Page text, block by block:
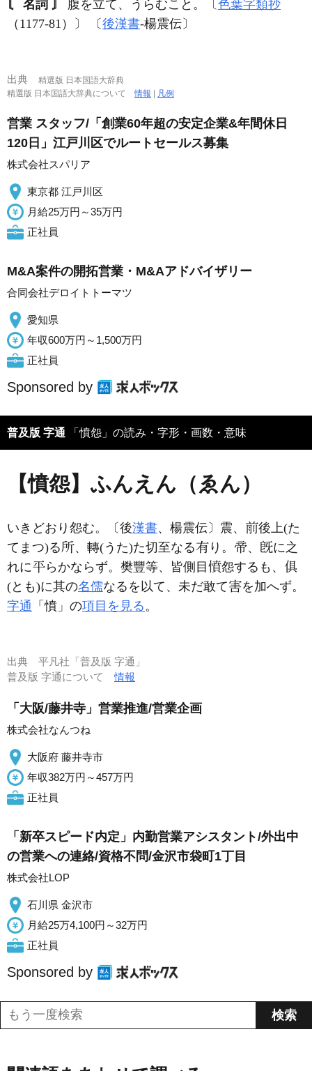
〘 名詞 〙 腹を立て、うらむこと。〔色葉字類抄
（1177‐81）〕 〔後漢書‐楊震伝〕
出典
精選版 日本国語大辞典
精選版 日本国語大辞典について情報 | 凡例
営業 スタッフ/「創業60年超の安定企業&年間休日
120日」江戸川区でルートセールス募集
株式会社スパリア
東京都 江戸川区
月給25万円～35万円
正社員
M&A案件の開拓営業・M&Aアドバイザリー
合同会社デロイトトーマツ
愛知県
年収600万円～1,500万円
正社員
Sponsored by
普及版 字通 「憤怨」の読み・字形・画数・意味
【憤怨】ふんえん（ゑん）
いきどおり怨む。〔後漢書、楊震伝〕震、
後上(た
てまつ)る
、轉(うた)た切至なる り。 、
に之
れに
らかならず。樊豐等、皆側目
怨するも、
(とも)に其の名儒なるを以て、未だ敢て
を加へず。
字通 「憤」の項目を見る。
出典 平凡社「普及版 字通」
普及版 字通について情報
「大阪/藤井寺」営業推進/営業企画
株式会社なんつね
大阪府 藤井寺市
年収382万円～457万円
正社員
「新卒スピード内定」内勤営業アシスタント/外出中
の営業への連絡/資格不問/金沢市袋町1丁目
株式会社LOP
石川県 金沢市
月給25万4,100円～32万円
正社員
Sponsored by